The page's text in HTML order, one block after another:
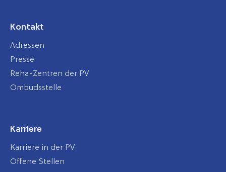
Kontakt
Adressen
Presse
Reha-Zentren der PV
Ombudsstelle
Karriere
Karriere in der PV
Offene Stellen